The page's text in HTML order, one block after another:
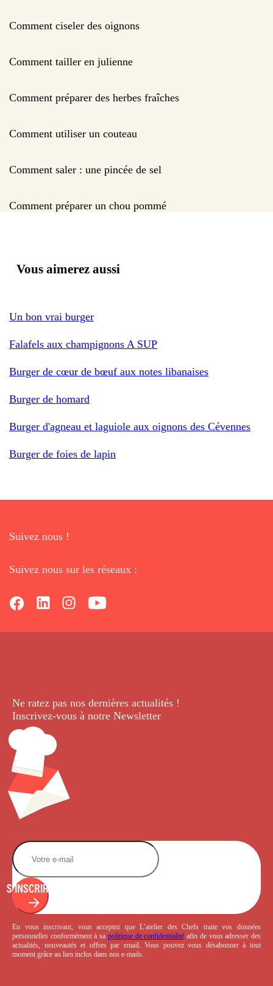
Comment ciseler des oignons
Comment tailler en julienne
Comment préparer des herbes fraîches
Comment utiliser un couteau
Comment saler : une pincée de sel
Comment préparer un chou pommé
Vous aimerez aussi
Un bon vrai burger
Falafels aux champignons A SUP
Burger de cœur de bœuf aux notes libanaises
Burger de homard
Burger d'agneau et laguiole aux oignons des Cévennes
Burger de foies de lapin
Suivez nous !
Suivez nous sur les réseaux :
Ne ratez pas nos dernières actualités !
Inscrivez-vous à notre Newsletter.
S'INSCRIRE
En vous inscrivant, vous acceptez que L’atelier des Chefs traite vos données
personnelles conformément à sa politique de confidentialité afin de vous adresser des
actualités, nouveautés et offres par email. Vous pouvez vous désabonner à tout
moment grâce au lien inclus dans nos e-mails.